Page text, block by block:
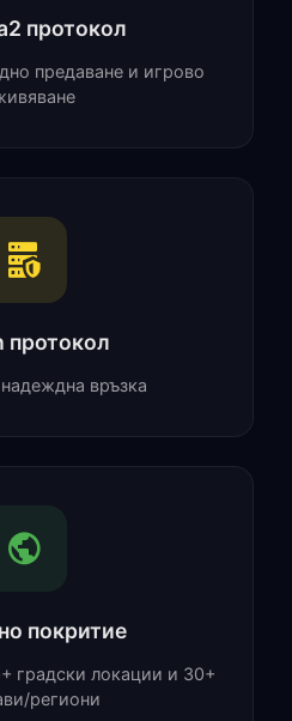
протокол
предаване и игрово
протокол
връзка
покритие
градски локации и 30+
региони